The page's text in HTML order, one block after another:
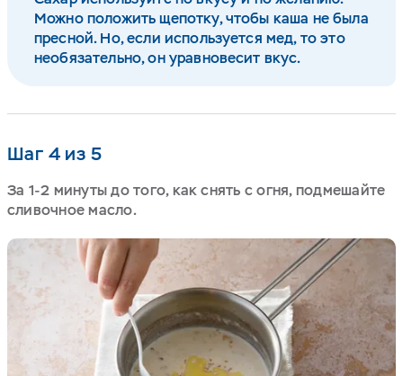
Можно положить щепотку, чтобы каша не была
пресной. Но, если используется мед, то это
необязательно, он уравновесит вкус.
Шаг 4 из 5
За 1-2 минуты до того, как снять с огня, подмешайте
сливочное масло.